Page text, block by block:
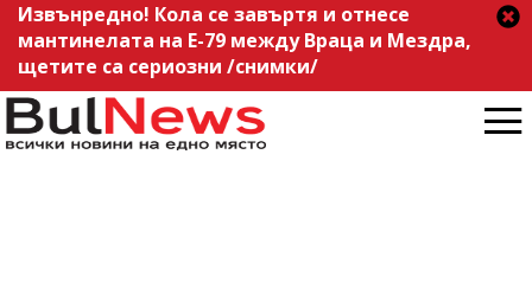
Извънредно! Кола се завъртя и отнесе
мантинелата на Е-79 между Враца и Мездра,
щетите са сериозни /снимки/